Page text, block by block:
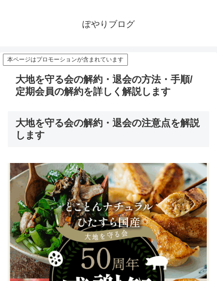
ぽやりブログ
本ページはプロモーションが含まれています
大地を守る会の解約・退会の方法・手順/
定期会員の解約を詳しく解説します
大地を守る会の解約・退会の注意点を解説
します